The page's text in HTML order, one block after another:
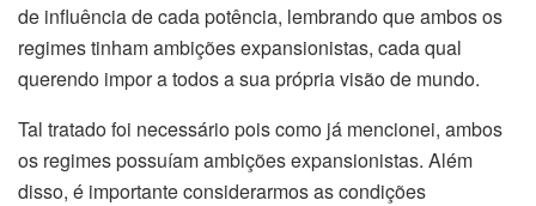
de influência de cada potência, lembrando que ambos os
regimes tinham ambições expansionistas, cada qual
querendo impor a todos a sua própria visão de mundo.
Tal tratado foi necessário pois como já mencionei, ambos
os regimes possuíam ambições expansionistas. Além
disso, é importante considerarmos as condições